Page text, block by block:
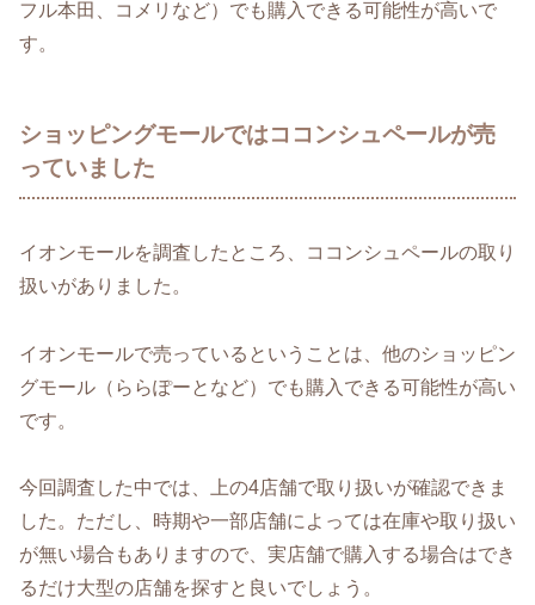
フル本田、コメリなど）でも購入できる可能性が高いで
す。
ショッピングモールではココンシュペールが売
っていました
イオンモールを調査したところ、ココンシュペールの取り
扱いがありました。
イオンモールで売っているということは、他のショッピン
グモール（ららぽーとなど）でも購入できる可能性が高い
です。
今回調査した中では、上の4店舗で取り扱いが確認できま
した。ただし、時期や一部店舗によっては在庫や取り扱い
が無い場合もありますので、実店舗で購入する場合はでき
るだけ大型の店舗を探すと良いでしょう。